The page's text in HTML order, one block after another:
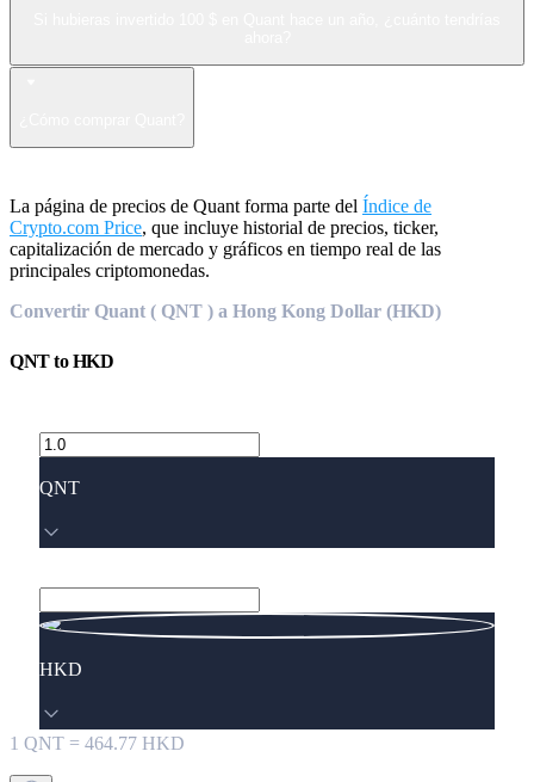
La página de precios de Quant forma parte del Índice de
Crypto.com Price, que incluye historial de precios, ticker,
capitalización de mercado y gráficos en tiempo real de las
principales criptomonedas.
Convertir Quant ( QNT ) a Hong Kong Dollar (HKD)
QNTtoHKD
QNT
HKD
1 QNT = 464.77 HKD